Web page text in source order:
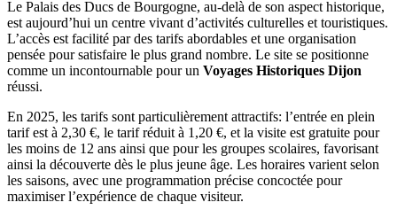
Le Palais des Ducs de Bourgogne, au-delà de son aspect historique,
est aujourd’hui un centre vivant d’activités culturelles et touristiques.
L’accès est facilité par des tarifs abordables et une organisation
pensée pour satisfaire le plus grand nombre. Le site se positionne
comme un incontournable pour un Voyages Historiques Dijon
réussi.
En 2025, les tarifs sont particulièrement attractifs: l’entrée en plein
tarif est à 2,30 €, le tarif réduit à 1,20 €, et la visite est gratuite pour
les moins de 12 ans ainsi que pour les groupes scolaires, favorisant
ainsi la découverte dès le plus jeune âge. Les horaires varient selon
les saisons, avec une programmation précise concoctée pour
maximiser l’expérience de chaque visiteur.